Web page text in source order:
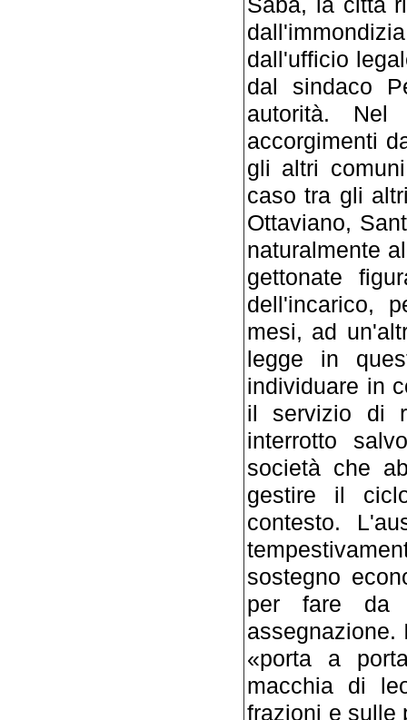
dall'ufficio
dal sindaco
autorità.
accorgimenti
gli altri
caso tra gli
Ottaviano,
naturalmente
gettonate
dell'incarico,
mesi, ad
legge in
individuare in
il servizio di
interrotto
società che
gestire il
contesto.
sostegno
per fare da
assegnazione.
«porta a
macchia di
frazioni e sulle